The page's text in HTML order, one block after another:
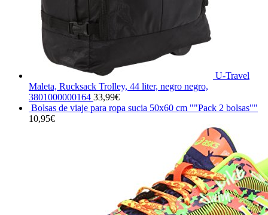
U-Travel
Maleta, Rucksack Trolley, 44 liter, negro negro,
3801000000164 33,99€
Bolsas de viaje para ropa sucia 50x60 cm ""Pack 2 bolsas""
10,95€